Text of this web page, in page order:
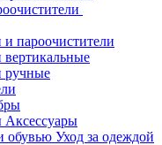
пароочистители
вертикальные
ручные
Аксессуары
Уход за одеждой